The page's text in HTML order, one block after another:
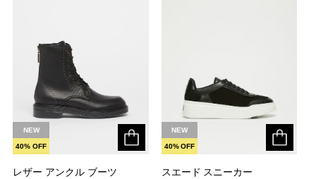
レザー アンクル ブーツ
NEW
40% OFF
レザー アンクル ブーツ
スエード スニーカー
NEW
40% OFF
スエード スニーカー